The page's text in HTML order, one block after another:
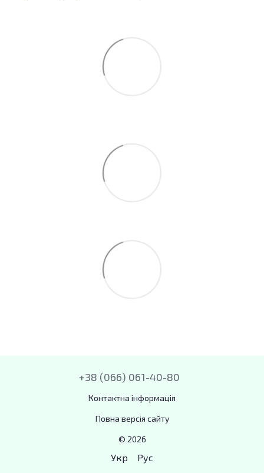
+38 (066) 061-40-80
Контактна інформація
Повна версія сайту
© 2026
Укр Рус